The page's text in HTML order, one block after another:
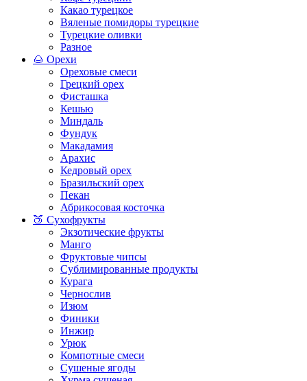
Какао турецкое
Вяленые помидоры турецкие
Турецкие оливки
Разное
🌰 Орехи
Ореховые смеси
Грецкий орех
Фисташка
Кешью
Миндаль
Фундук
Макадамия
Арахис
Кедровый орех
Бразильский орех
Пекан
Абрикосовая косточка
🍑 Сухофрукты
Экзотические фрукты
Манго
Фруктовые чипсы
Сублимированные продукты
Курага
Чернослив
Изюм
Финики
Инжир
Урюк
Компотные смеси
Сушеные ягоды